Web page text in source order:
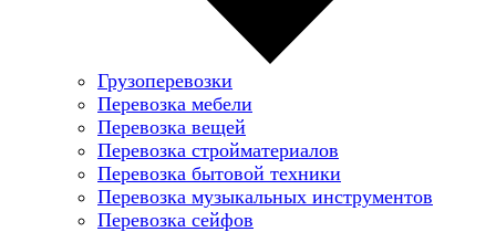
Грузоперевозки
Перевозка мебели
Перевозка вещей
Перевозка стройматериалов
Перевозка бытовой техники
Перевозка музыкальных инструментов
Перевозка сейфов